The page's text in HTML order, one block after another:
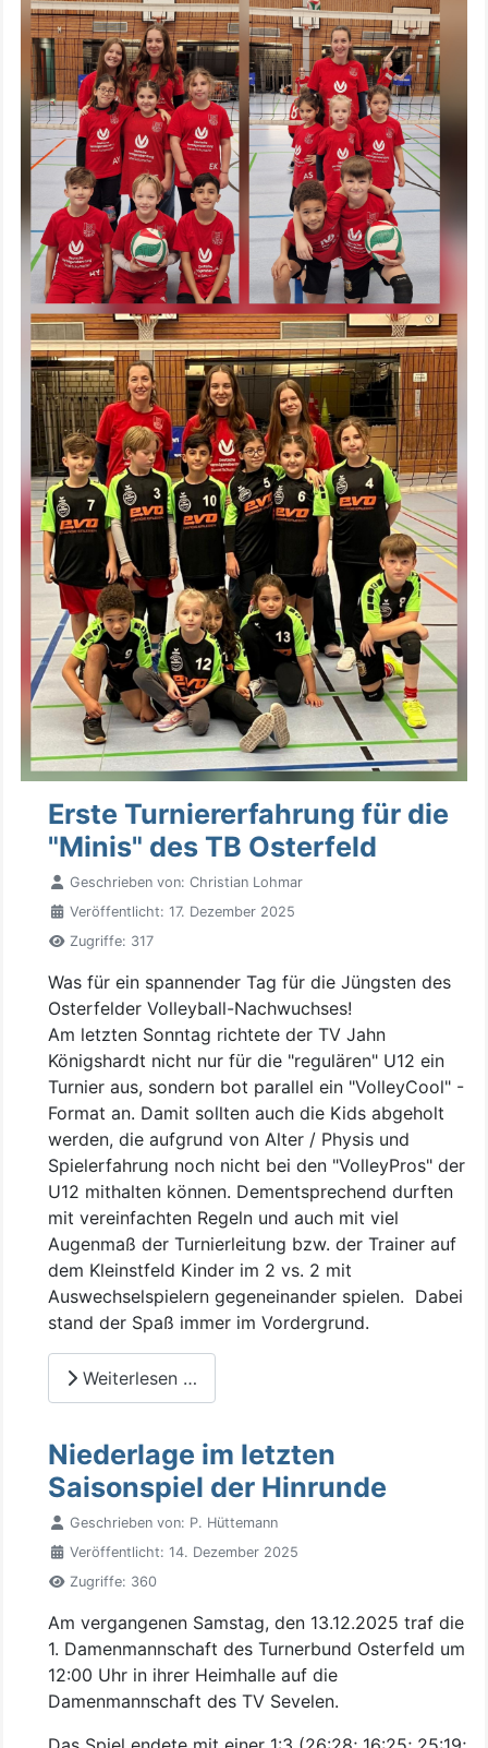
Erste Turniererfahrung für die
"Minis" des TB Osterfeld
Geschrieben von: Christian Lohmar
Veröffentlicht: 17. Dezember 2025
Zugriffe: 317
Was für ein spannender Tag für die Jüngsten des
Osterfelder Volleyball-Nachwuchses!
Am letzten Sonntag richtete der TV Jahn
Königshardt nicht nur für die "regulären" U12 ein
Turnier aus, sondern bot parallel ein "VolleyCool" -
Format an. Damit sollten auch die Kids abgeholt
werden, die aufgrund von Alter / Physis und
Spielerfahrung noch nicht bei den "VolleyPros" der
U12 mithalten können. Dementsprechend durften
mit vereinfachten Regeln und auch mit viel
Augenmaß der Turnierleitung bzw. der Trainer auf
dem Kleinstfeld Kinder im 2 vs. 2 mit
Auswechselspielern gegeneinander spielen. Dabei
stand der Spaß immer im Vordergrund.
Weiterlesen …
Niederlage im letzten
Saisonspiel der Hinrunde
Geschrieben von: P. Hüttemann
Veröffentlicht: 14. Dezember 2025
Zugriffe: 360
Am vergangenen Samstag, den 13.12.2025 traf die
1. Damenmannschaft des Turnerbund Osterfeld um
12:00 Uhr in ihrer Heimhalle auf die
Damenmannschaft des TV Sevelen.